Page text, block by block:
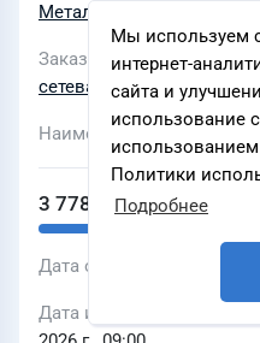
Мы используем
интернет-
сайта и
использование
Политики
Подробнее
Металлоконструкции
Заказчик АО
сетевая компания» (АО
Наименование ЭТП
3 778 242 ₽
Дата объявления 04
Дата и время окончания